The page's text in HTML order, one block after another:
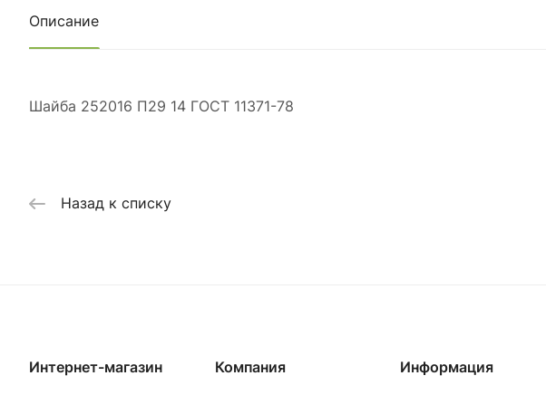
Описание
Шайба 252016 П29 14 ГОСТ 11371-78
Назад к списку
Интернет-магазин Компания Информация